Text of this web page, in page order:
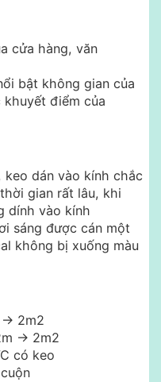
cửa hàng, văn
bật không gian của
điểm của
keo dán vào kính chắc
gian rất lâu, khi
dính vào kính
sáng được cán một
không bị xuống màu
2m2
> 2m2
có keo